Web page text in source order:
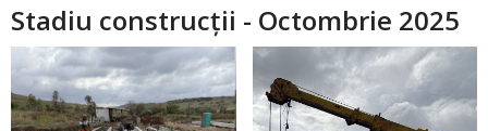
Stadiu construcții - Octombrie 2025